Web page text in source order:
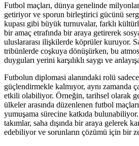
Futbol maçları, dünya genelinde
getiriyor ve sporun birleştirici gücünü
kupası gibi büyük turnuvalar, farklı
bir amaç etrafında bir araya getirerek
uluslararası ilişkilerde köprüler kuruyor.
tribünlerde coşkuya dönüşürken, bu
duyguları yerini karşılıklı saygı ve
Futbolun diplomasi alanındaki rolü
güçlendirmekle kalmıyor, aynı zamanda
etkili olabiliyor. Örneğin, tarihsel olarak
ülkeler arasında düzenlenen futbol
yumuşama sürecine katkıda
takımlar, saha dışında bir araya gelerek
edebiliyor ve sorunların çözümü için bir